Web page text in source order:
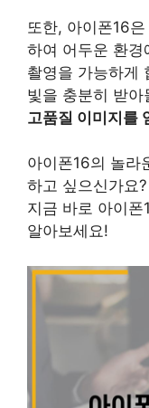
또한, 아이폰16은
하여 어두운 환
촬영을 가능하게
빛을 충분히 받아
고품질 이미지를
아이폰16의 놀라
하고 싶으신가요?
지금 바로 아이
알아보세요!